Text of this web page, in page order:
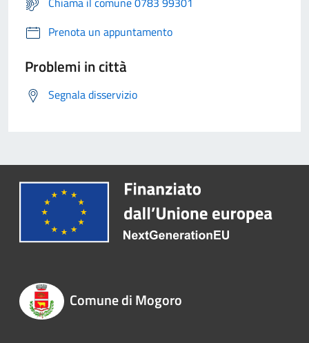
Prenota un appuntamento
Problemi in città
Segnala disservizio
Comune di Mogoro